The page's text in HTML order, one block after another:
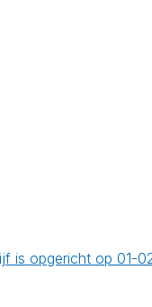
is opgericht op 01-